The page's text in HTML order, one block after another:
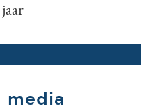
media